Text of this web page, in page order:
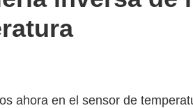
ahora en el sensor de